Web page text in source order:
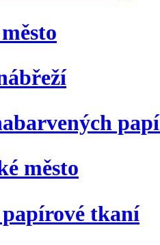
město
tkaní